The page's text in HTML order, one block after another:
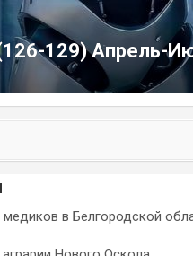
129) Апрель-
в Белгородской